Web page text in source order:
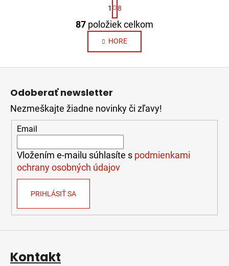
O
v
l
á
d
e
p
r
k
y
i
u
t
r
á
n
k
v
e
1 8
87 položiek celkom
HORE
Z
Odoberať newsletter
Nezmeškajte žiadne novinky či zľavy!
Email
Vložením e-mailu súhlasíte s podmienkami
ochrany osobných údajov
PRIHLÁSIŤ SA
Kontakt